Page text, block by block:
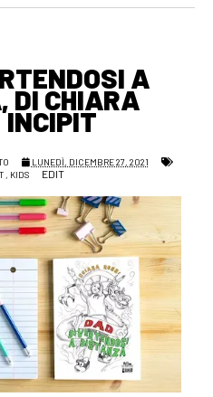
A
DI CHIARA
LUNEDÌ, DICEMBRE 27, 2021
, KIDS EDIT